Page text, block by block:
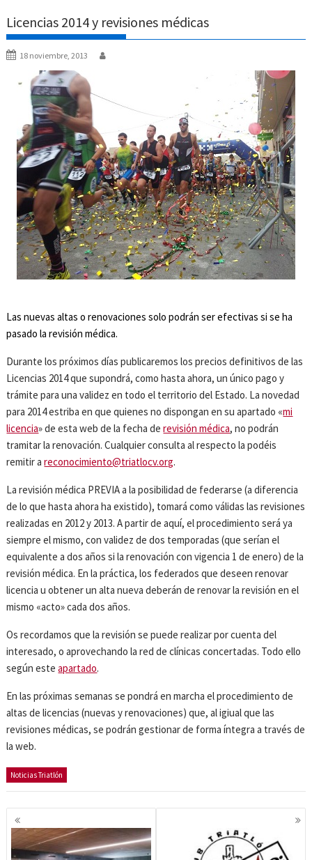
Licencias 2014 y revisiones médicas
18 noviembre, 2013
Las nuevas altas o renovaciones solo podrán ser efectivas si se ha
pasado la revisión médica.
Durante los próximos días publicaremos los precios definitivos de las
Licencias 2014 que supondrá, como hasta ahora, un único pago y
trámite para una validez en todo el territorio del Estado. La novedad
para 2014 estriba en que quienes no dispongan en su apartado «mi
licencia» de esta web de la fecha derevisión médica, no podrán
tramitar la renovación. Cualquier consulta al respecto la podéis
remitir areconocimiento@triatlocv.org.
La revisión médica PREVIA a la posibilidad de federarse (a diferencia
de lo que hasta ahora ha existido), tomará como válidas las revisiones
realizadas en 2012 y 2013. A partir de aquí, el procedimiento será ya
siempre el mismo, con validez de dos temporadas (que serían el
equivalente a dos años si la renovación con vigencia 1 de enero) de la
revisión médica. En la práctica, los federados que deseen renovar
licencia u obtener un alta nueva deberán de renovar la revisión en el
mismo «acto» cada dos años.
Os recordamos que la revisión se puede realizar por cuenta del
interesado, o aprovechando la red de clínicas concertadas. Todo ello
según esteapartado.
En las próximas semanas se pondrá en marcha el procedimiento de
altas de licencias (nuevas y renovaciones) que, al igiual que las
revisiones médicas, se podrán gestionar de forma íntegra a través de
la web.
Noticias Triatlón
Navegación
de
entradas